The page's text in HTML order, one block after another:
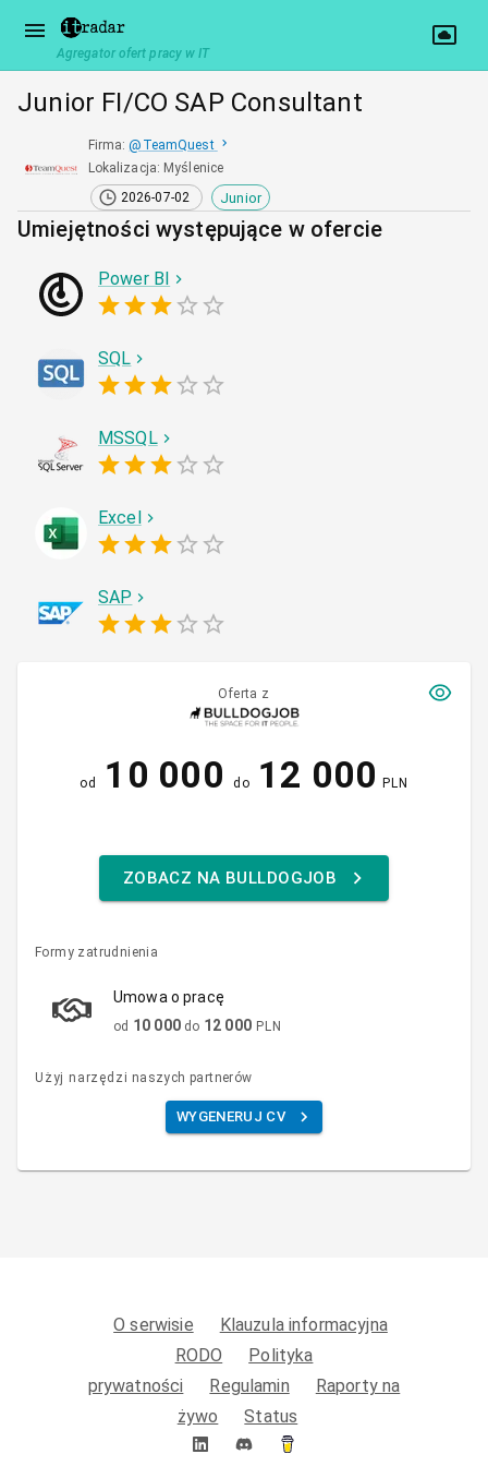
Agregator ofert pracy w IT
Junior FI/CO SAP Consultant
Firma: @ TeamQuest
Lokalizacja: Myślenice
2026-07-02
Junior
Umiejętności występujące w ofercie
Power BI
SQL
MSSQL
Excel
SAP
Oferta z
od 10 000 do 12 000 PLN
ZOBACZ NA BULLDOGJOB
Formy zatrudnienia
Umowa o pracę
od 10 000 do 12 000 PLN
Użyj narzędzi naszych partnerów
WYGENERUJ CV
O serwisie
Klauzula informacyjna
RODO
Polityka
prywatności
Regulamin
Raporty na
żywo
Status